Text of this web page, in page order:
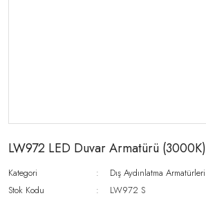
LW972 LED Duvar Armatürü (3000K)
Kategori
Dış Aydınlatma Armatürleri
Stok Kodu
LW972 S